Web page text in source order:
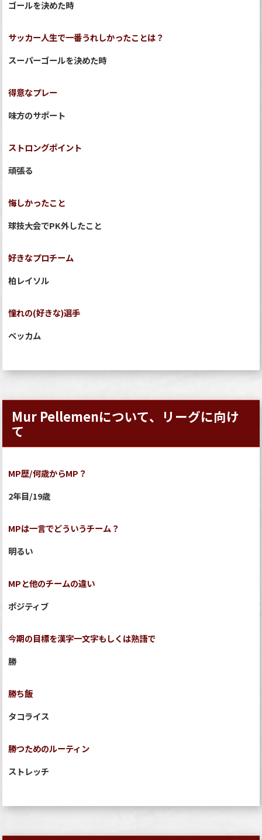
ゴールを決めた時
サッカー人生で一番うれしかったことは？
スーパーゴールを決めた時
得意なプレー
味方のサポート
ストロングポイント
頑張る
悔しかったこと
球技大会でPK外したこと
好きなプロチーム
柏レイソル
憧れの(好きな)選手
ベッカム
Mur Pellemenについて、リーグに向け
て
MP歴/何歳からMP？
2年目/19歳
MPは一言でどういうチーム？
明るい
MPと他のチームの違い
ポジティブ
今期の目標を漢字一文字もしくは熟語で
勝
勝ち飯
タコライス
勝つためのルーティン
ストレッチ